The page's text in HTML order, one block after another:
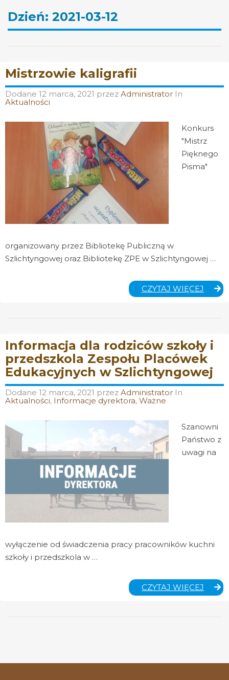
Dzień: 2021-03-12
Mistrzowie kaligrafii
Dodane 12 marca, 2021 przez Administrator In
Aktualności
Konkurs
"Mistrz
Pięknego
Pisma"
organizowany przez Bibliotekę Publiczną w
Szlichtyngowej oraz Bibliotekę ZPE w Szlichtyngowej …
CZYTAJ WIĘCEJ
Informacja dla rodziców szkoły i
przedszkola Zespołu Placówek
Edukacyjnych w Szlichtyngowej
Dodane 12 marca, 2021 przez Administrator In
Aktualności, Informacje dyrektora, Ważne
Szanowni
Państwo z
uwagi na
wyłączenie od świadczenia pracy pracowników kuchni
szkoły i przedszkola w …
CZYTAJ WIĘCEJ
DLA